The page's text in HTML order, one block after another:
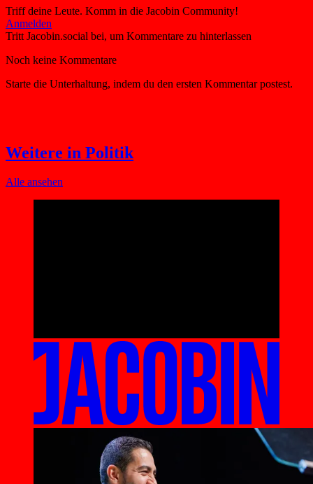
Triff deine Leute. Komm in die Jacobin Community!
Weitere in Politik
Alle ansehen